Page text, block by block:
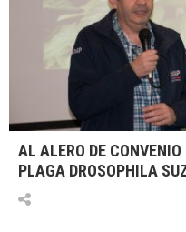
AL ALERO DE
PLAGA DROSOPHILA